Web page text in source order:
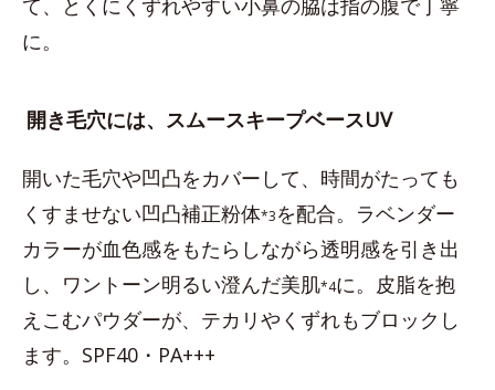
て、とくにくずれやすい小鼻の脇は指の腹で丁寧
に。
開き毛穴には、スムースキープベースUV
開いた毛穴や凹凸をカバーして、時間がたっても
くすませない凹凸補正粉体*3を配合。ラベンダー
カラーが血色感をもたらしながら透明感を引き出
し、ワントーン明るい澄んだ美肌*4に。皮脂を抱
えこむパウダーが、テカリやくずれもブロックし
ます。SPF40・PA+++